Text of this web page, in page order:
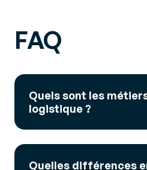
FAQ
Quels sont les
logistique ?
routier, supply chain
Quelles différences